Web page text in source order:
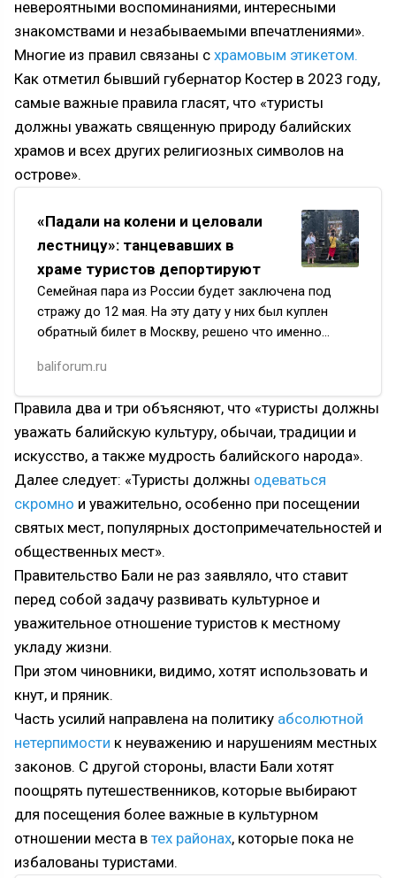
невероятными воспоминаниями, интересными
знакомствами и незабываемыми впечатлениями».
Многие из правил связаны с храмовым этикетом.
Как отметил бывший губернатор Костер в 2023 году,
самые важные правила гласят, что «туристы
должны уважать священную природу балийских
храмов и всех других религиозных символов на
острове».
«Падали на колени и целовали
лестницу»: танцевавших в
храме туристов депортируют
Семейная пара из России будет заключена под
стражу до 12 мая. На эту дату у них был куплен
обратный билет в Москву, решено что именно
процесс депортации з…
baliforum.ru
Правила два и три объясняют, что «туристы должны
уважать балийскую культуру, обычаи, традиции и
искусство, а также мудрость балийского народа».
Далее следует: «Туристы должны одеваться
скромно и уважительно, особенно при посещении
святых мест, популярных достопримечательностей и
общественных мест».
Правительство Бали не раз заявляло, что ставит
перед собой задачу развивать культурное и
уважительное отношение туристов к местному
укладу жизни.
При этом чиновники, видимо, хотят использовать и
кнут, и пряник.
Часть усилий направлена ​на политику абсолютной
нетерпимости к неуважению и нарушениям местных
законов. С другой стороны, власти Бали хотят
поощрять путешественников, которые выбирают
для посещения более важные в культурном
отношении места в тех районах, которые пока не
избалованы туристами.